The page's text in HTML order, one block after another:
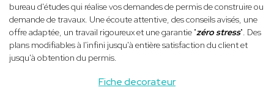
Fiche decorateur
bureau d'études qui réalise vos demandes de permis de construire ou
demande de travaux. Une écoute attentive, des conseils avisés, une
offre adaptée, un travail rigoureux et une garantie "zéro stress". Des
plans modifiables à l'infini jusqu'à entière satisfaction du client et
jusqu'à obtention du permis.